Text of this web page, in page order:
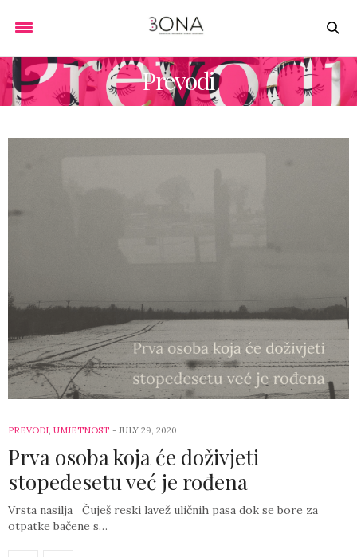
Prevodi
PREVODI, UMJETNOST - JULY 29, 2020
Prva osoba koja će doživjeti
stopedesetu već je rođena
Vrsta nasilja Čuješ reski lavež uličnih pasa dok se bore za
otpatke bačene s…